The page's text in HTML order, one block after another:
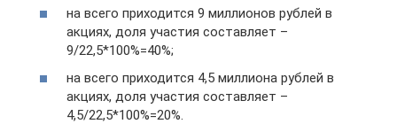
на всего приходится 9 миллионов рублей в
акциях, доля участия составляет –
9/22,5*100%=40%;
на всего приходится 4,5 миллиона рублей в
акциях, доля участия составляет –
4,5/22,5*100%=20%.